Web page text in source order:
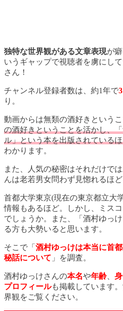
独特な世界観がある文章表現が
いうギャップで視聴者を虜にして
さん！
チャンネル登録者数は、約1年で
り。
動画からは無類の酒好きという
の酒好きということを活かし、
ル」という本を出版されている
わかります。
また、人気の秘密はそれだけで
んは老若男女問わず見惚れるほ
首都大学東京(現在の東京都立大
情報もあるほど。しかし、ミス
でしょうか。また、「酒村ゆっ
る方も大勢いると思います。
そこで「 酒村ゆっけは本当に首
秘話について 」を調査。
酒村ゆっけさんの本名や年齢
プロフィールも掲載しています
界観をご覧ください。